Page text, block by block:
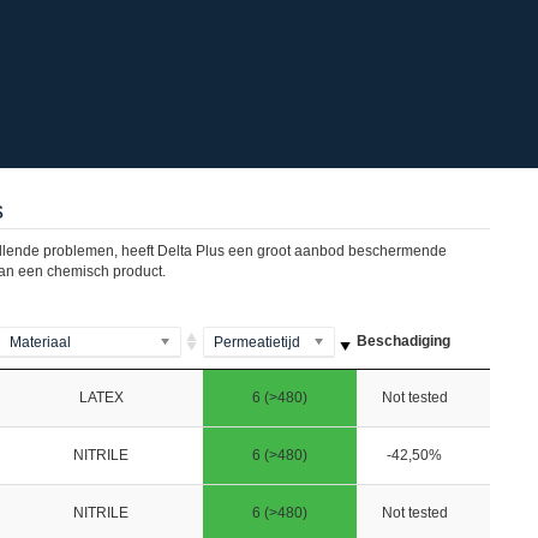
problemen, heeft Delta Plus een groot aanbod beschermende
een chemisch product.
Materiaal Permeatietijd Beschadiging
LATEX 6 (>480) Not tested
NITRILE 6 (>480) -42,50%
NITRILE 6 (>480) Not tested